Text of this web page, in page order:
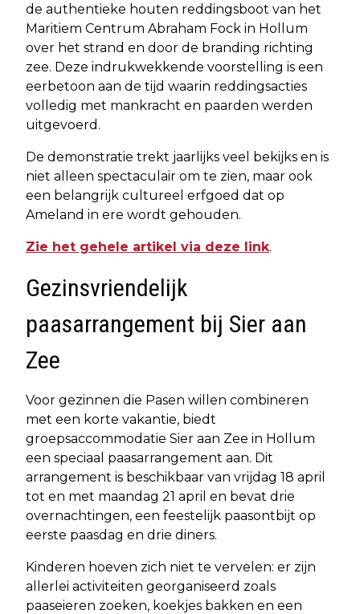
de authentieke houten reddingsboot van het
Maritiem Centrum Abraham Fock in Hollum
over het strand en door de branding richting
zee. Deze indrukwekkende voorstelling is een
eerbetoon aan de tijd waarin reddingsacties
volledig met mankracht en paarden werden
uitgevoerd.
De demonstratie trekt jaarlijks veel bekijks en is
niet alleen spectaculair om te zien, maar ook
een belangrijk cultureel erfgoed dat op
Ameland in ere wordt gehouden.
Zie het gehele artikel via deze link.
Gezinsvriendelijk
paasarrangement bij Sier aan
Zee
Voor gezinnen die Pasen willen combineren
met een korte vakantie, biedt
groepsaccommodatie Sier aan Zee in Hollum
een speciaal paasarrangement aan. Dit
arrangement is beschikbaar van vrijdag 18 april
tot en met maandag 21 april en bevat drie
overnachtingen, een feestelijk paasontbijt op
eerste paasdag en drie diners.
Kinderen hoeven zich niet te vervelen: er zijn
allerlei activiteiten georganiseerd zoals
paaseieren zoeken, koekjes bakken en een